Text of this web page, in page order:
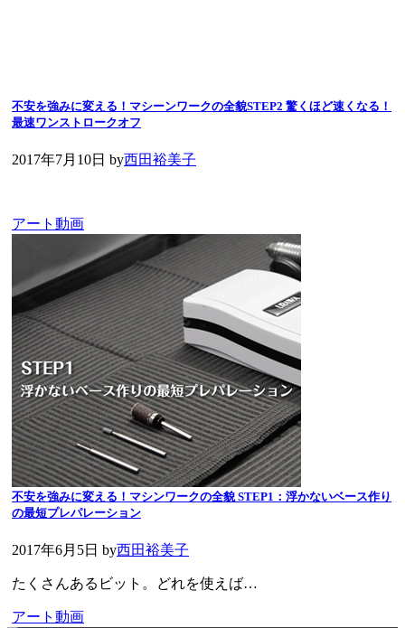
不安を強みに変える！マシーンワークの全貌STEP2 驚くほど速くなる！
最速ワンストロークオフ
2017年7月10日 by西田裕美子
アート動画
不安を強みに変える！マシンワークの全貌 STEP1：浮かないベース作り
の最短プレパレーション
2017年6月5日 by西田裕美子
たくさんあるビット。どれを使えば…
アート動画